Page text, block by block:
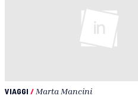
VIAGGI / Marta Mancini